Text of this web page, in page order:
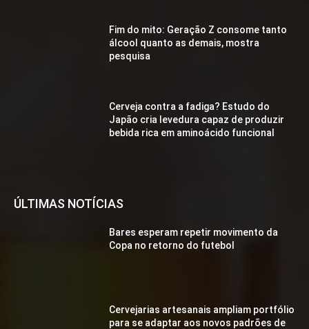
Fim do mito: Geração Z consome tanto
álcool quanto as demais, mostra
pesquisa
Cerveja contra a fadiga? Estudo do
Japão cria levedura capaz de produzir
bebida rica em aminoácido funcional
ÚLTIMAS NOTÍCIAS
Bares esperam repetir movimento da
Copa no retorno do futebol
Cervejarias artesanais ampliam portfólio
para se adaptar aos novos padrões de